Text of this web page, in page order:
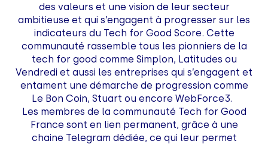
des valeurs et une vision de leur secteur
ambitieuse et qui s’engagent à progresser sur les
indicateurs du Tech for Good Score. Cette
communauté rassemble tous les pionniers de la
tech for good comme Simplon, Latitudes ou
Vendredi et aussi les entreprises qui s’engagent et
entament une démarche de progression comme
Le Bon Coin, Stuart ou encore WebForce3.
Les membres de la communauté Tech for Good
France sont en lien permanent, grâce à une
chaine Telegram dédiée, ce qui leur permet